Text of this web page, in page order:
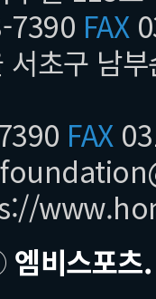
7390 FAX
서초구 남
FAX
엠비스포츠.